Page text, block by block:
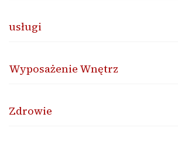
usługi
Wyposażenie Wnętrz
Zdrowie